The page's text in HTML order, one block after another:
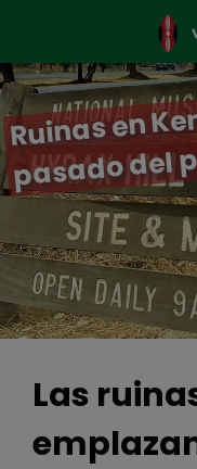
contenido
Ruinas en
pasado del
Las